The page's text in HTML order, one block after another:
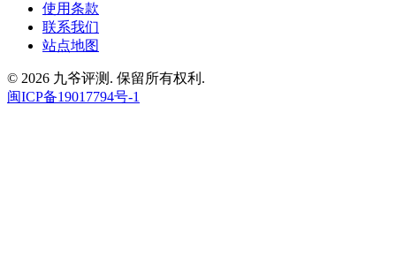
使用条款
联系我们
站点地图
© 2026 九爷评测. 保留所有权利.
闽ICP备19017794号-1